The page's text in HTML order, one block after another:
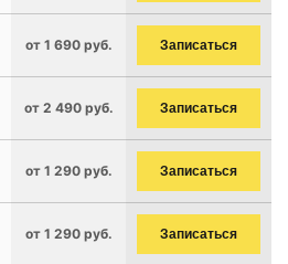
от 1 690 руб. Записаться
от 2 490 руб. Записаться
от 1 290 руб. Записаться
от 1 290 руб. Записаться